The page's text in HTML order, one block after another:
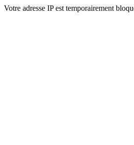
Votre adresse IP est temporairement